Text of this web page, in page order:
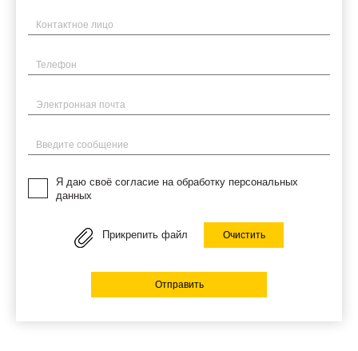
Имя
Телефон
Электронная почта
Введите сообщение
Я даю своё согласие на обработку персональных
данных
Прикрепить файл Очистить
Отправить